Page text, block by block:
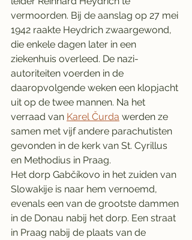
vermoorden. Bij de aanslag op 27 mei
1942 raakte Heydrich zwaargewond,
die enkele dagen later in een
ziekenhuis overleed. De nazi-
autoriteiten voerden in de
daaropvolgende weken een klopjacht
uit op de twee mannen. Na het
verraad van Karel Čurda werden ze
samen met vijf andere parachutisten
gevonden in de kerk van St. Cyrillus
en Methodius in Praag.
Het dorp Gabčíkovo in het zuiden van
Slowakije is naar hem vernoemd,
evenals een van de grootste dammen
in de Donau nabij het dorp. Een straat
in Praag nabij de plaats van de